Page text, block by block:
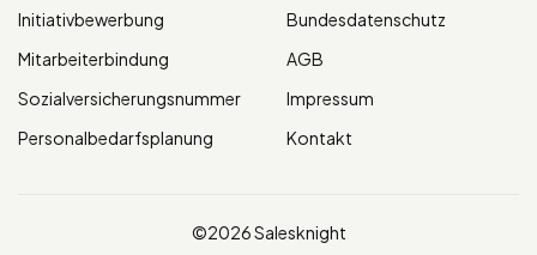
Initiativbewerbung
Mitarbeiterbindung
Sozialversicherungsnummer
Personalbedarfsplanung
Bundesdatenschutz
AGB
Impressum
Kontakt
©2026 Salesknight